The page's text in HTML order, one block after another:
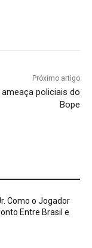
Próximo artigo
policiais do
Bope
Como o Jogador
Entre Brasil e